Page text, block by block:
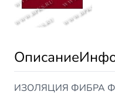
Описание
ИЗОЛЯЦИЯ ФИБРА